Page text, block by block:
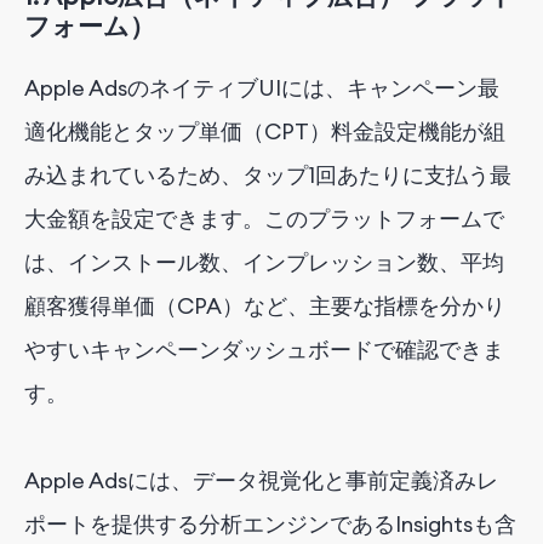
フォーム）
Apple AdsのネイティブUIには、キャンペーン最
適化機能とタップ単価（CPT）料金設定機能が組
み込まれているため、タップ1回あたりに支払う最
大金額を設定できます。このプラットフォームで
は、インストール数、インプレッション数、平均
顧客獲得単価（CPA）など、主要な指標を分かり
やすいキャンペーンダッシュボードで確認できま
す。
Apple Adsには、データ視覚化と事前定義済みレ
ポートを提供する分析エンジンであるInsightsも含